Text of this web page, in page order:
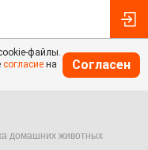
файлы.
согласие на
Согласен
домашних животных